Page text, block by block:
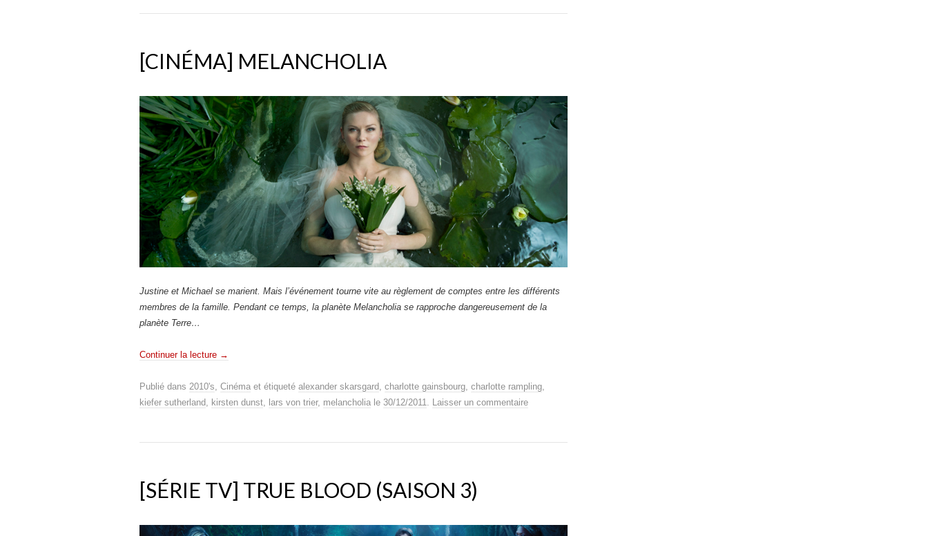
[CINÉMA] MELANCHOLIA
Justine et Michael se marient. Mais l’événement tourne vite au règlement de comptes entre les différents
membres de la famille. Pendant ce temps, la planète Melancholia se rapproche dangereusement de la
planète Terre…
Continuer la lecture →
Publié dans 2010's Cinéma et étiqueté alexander skarsgard charlotte gainsbourg charlotte rampling
kiefer sutherland
kirsten dunst lars von trier, melancholia le 30/12/2011 Laisser un commentaire
[SÉRIE TV] TRUE BLOOD (SAISON 3)